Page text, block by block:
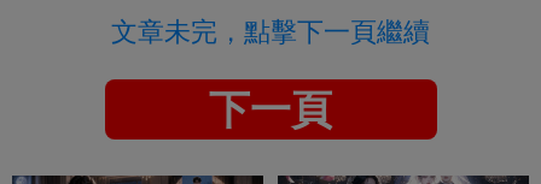
文章未完，點擊下一頁繼續
下一頁